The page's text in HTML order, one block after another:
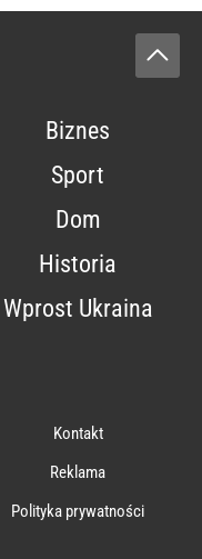
Biznes
Sport
Dom
Historia
Wprost Ukraina
Kontakt
Reklama
Polityka prywatności